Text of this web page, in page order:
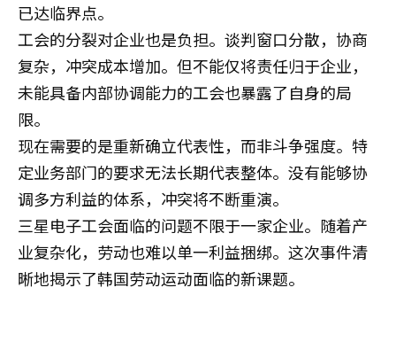
已达临界点。
工会的分裂对企业也是负担。谈判窗口分散，协商
复杂，冲突成本增加。但不能仅将责任归于企业，
未能具备内部协调能力的工会也暴露了自身的局
限。
现在需要的是重新确立代表性，而非斗争强度。特
定业务部门的要求无法长期代表整体。没有能够协
调多方利益的体系，冲突将不断重演。
三星电子工会面临的问题不限于一家企业。随着产
业复杂化，劳动也难以单一利益捆绑。这次事件清
晰地揭示了韩国劳动运动面临的新课题。